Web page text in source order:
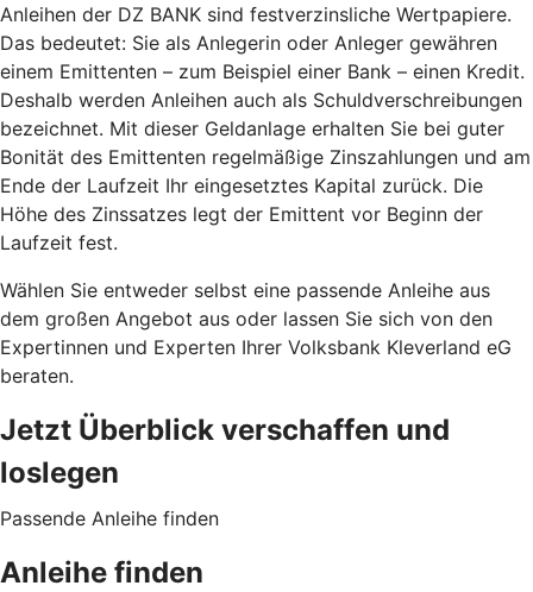
Anleihen der DZ BANK sind festverzinsliche Wertpapiere.
Das bedeutet: Sie als Anlegerin oder Anleger gewähren
einem Emittenten – zum Beispiel einer Bank – einen Kredit.
Deshalb werden Anleihen auch als Schuldverschreibungen
bezeichnet. Mit dieser Geldanlage erhalten Sie bei guter
Bonität des Emittenten regelmäßige Zinszahlungen und am
Ende der Laufzeit Ihr eingesetztes Kapital zurück. Die
Höhe des Zinssatzes legt der Emittent vor Beginn der
Laufzeit fest.
Wählen Sie entweder selbst eine passende Anleihe aus
dem großen Angebot aus oder lassen Sie sich von den
Expertinnen und Experten Ihrer Volksbank Kleverland eG
beraten.
Jetzt Überblick verschaffen und
loslegen
Passende Anleihe finden
Anleihe finden